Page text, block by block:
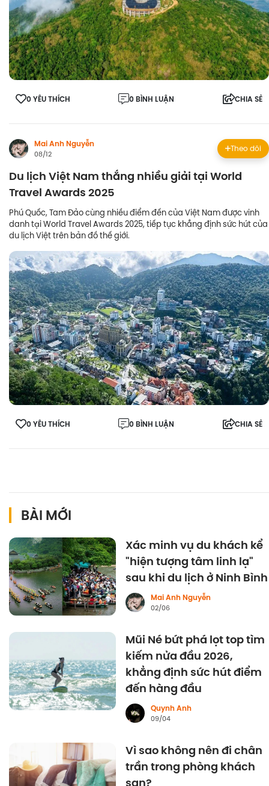
0 YÊU THÍCH 0 BÌNH LUẬN CHIA SẺ
Mai Anh Nguyễn
08/12
Theo dõi
Du lịch Việt Nam thắng nhiều giải tại World
Travel Awards 2025
Phú Quốc, Tam Đảo cùng nhiều điểm đến của Việt Nam được vinh
danh tại World Travel Awards 2025, tiếp tục khẳng định sức hút của
du lịch Việt trên bản đồ thế giới.
0 YÊU THÍCH 0 BÌNH LUẬN CHIA SẺ
BÀI MỚI
Xác minh vụ du khách kể
"hiện tượng tâm linh lạ"
sau khi du lịch ở Ninh Bình
Mai Anh Nguyễn
02/06
Mũi Né bứt phá lọt top tìm
kiếm nửa đầu 2026,
khẳng định sức hút điểm
đến hàng đầu
Quynh Anh
09/04
Vì sao không nên đi chân
trần trong phòng khách